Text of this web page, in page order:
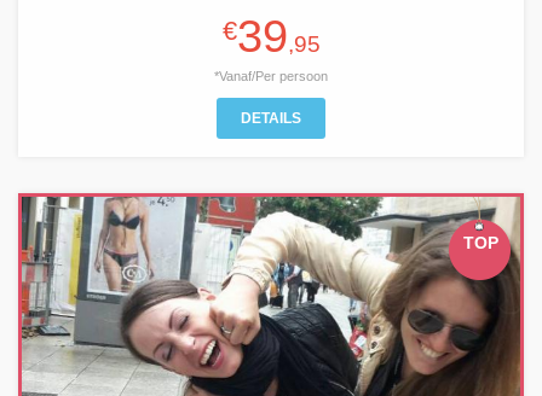
€39,95
*Vanaf/Per persoon
DETAILS
TOP